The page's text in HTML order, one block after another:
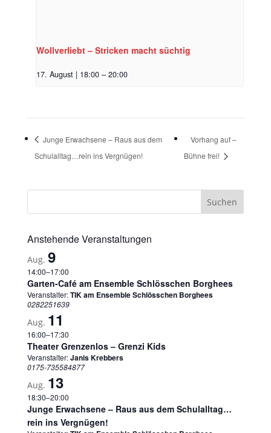
Wollverliebt – Stricken macht süchtig
17. August | 18:00 – 20:00
Junge Erwachsene – Raus aus dem
Schulalltag…rein ins Vergnügen!
Vorhang auf –
Bühne frei!
Anstehende Veranstaltungen
Aug. 9
14:00–17:00
Garten-Café am Ensemble Schlösschen Borghees
Veranstalter:TIK am Ensemble Schlösschen Borghees
0282251639
Aug. 11
16:00–17:30
Theater Grenzenlos – Grenzi Kids
Veranstalter:Janis Krebbers
0175-735584877
Aug. 13
18:30–20:00
Junge Erwachsene – Raus aus dem Schulalltag…
rein ins Vergnügen!